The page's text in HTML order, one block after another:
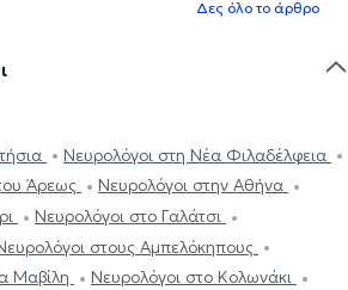
Δες όλο το άρθρο
Νευρολόγοι στη Νέα Φιλαδέλφεια
Άρεως
Νευρολόγοι στην Αθήνα
Νευρολόγοι στο Γαλάτσι
στους Αμπελόκηπους
Μαβίλη
Νευρολόγοι στο Κολωνάκι